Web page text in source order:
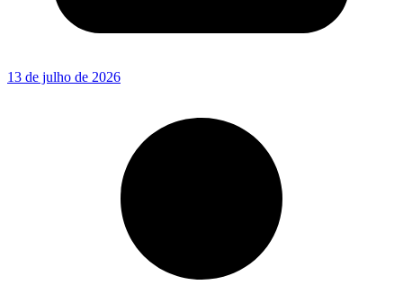
13 de julho de 2026